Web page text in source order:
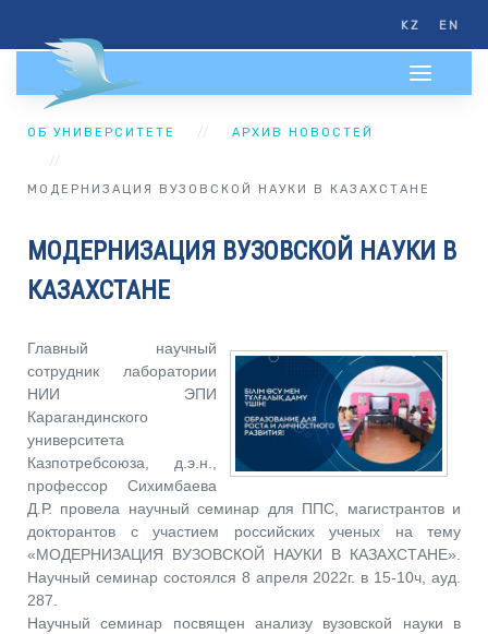
KZ EN
ОБ УНИВЕРСИТЕТЕ АРХИВ НОВОСТЕЙ
МОДЕРНИЗАЦИЯ ВУЗОВСКОЙ НАУКИ В КАЗАХСТАНЕ
МОДЕРНИЗАЦИЯ ВУЗОВСКОЙ НАУКИ В
КАЗАХСТАНЕ
Главный научный
сотрудник лаборатории
НИИ ЭПИ
Карагандинского
университета
Казпотребсоюза, д.э.н.,
профессор Сихимбаева
Д.Р. провела научный семинар для ППС, магистрантов и
докторантов с участием российских ученых на тему
«МОДЕРНИЗАЦИЯ ВУЗОВСКОЙ НАУКИ В КАЗАХСТАНЕ».
Научный семинар состоялся 8 апреля 2022г. в 15-10ч, ауд.
287.
Научный семинар посвящен анализу вузовской науки в